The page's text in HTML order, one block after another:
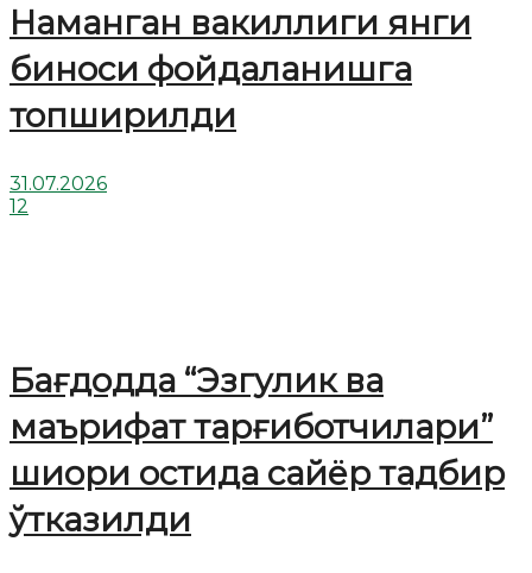
Наманган вакиллиги янги
биноси фойдаланишга
топширилди
31.07.2026
12
Бағдодда “Эзгулик ва
маърифат тарғиботчилари”
шиори остида сайёр тадбир
ўтказилди